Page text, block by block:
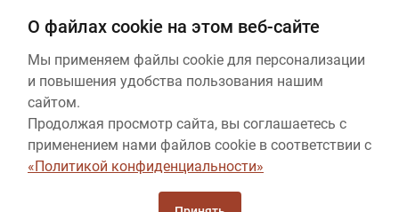
О файлах cookie на этом веб-сайте
Мы применяем файлы cookie для персонализации
и повышения удобства пользования нашим
сайтом.
Продолжая просмотр сайта, вы соглашаетесь с
применением нами файлов cookie в соответствии с
«Политикой конфиденциальности»